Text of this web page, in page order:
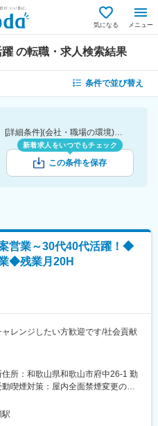
気になる メニュー
躍 の転職・求人検索結果
条件で並び替え
[勤務地]和歌山県 [業種]商社業界 [詳細条件](会社・職場の環境)女性活躍
新着求人をいつでもチェック
この条件を保存
営業～30代40代活躍！◆
◆残業月20H
レンジしたい方歓迎です/社会貢献
マネージャーに対する提案をお任せ
品を使用する個人のお客様との信
客も気づいていないニーズを発掘
所：和歌山県和歌山市府中26-1 勤
喫煙対策：屋内全面禁煙変更の範